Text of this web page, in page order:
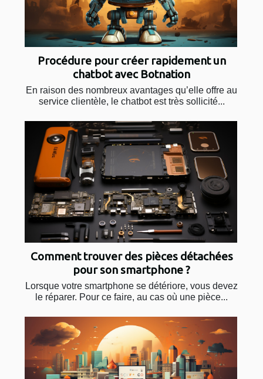
Procédure pour créer rapidement un
chatbot avec Botnation
En raison des nombreux avantages qu’elle offre au
service clientèle, le chatbot est très sollicité...
Comment trouver des pièces détachées
pour son smartphone ?
Lorsque votre smartphone se détériore, vous devez
le réparer. Pour ce faire, au cas où une pièce...